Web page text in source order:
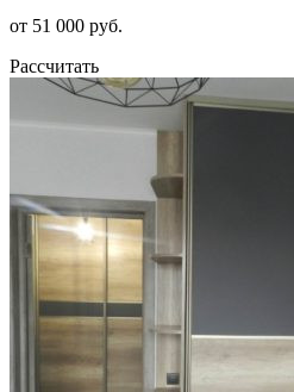
от 51 000 руб.
Рассчитать